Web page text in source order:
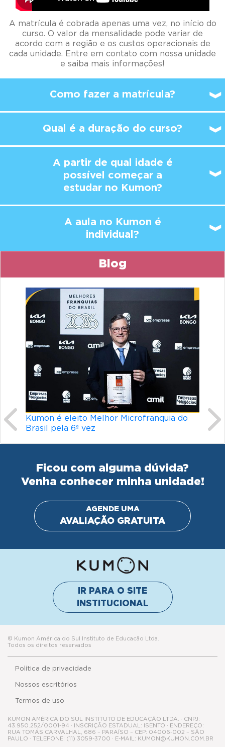
A matrícula é cobrada apenas uma vez, no início do
curso. O valor da mensalidade pode variar de
acordo com a região e os custos operacionais de
cada unidade. Entre em contato com nossa unidade
e saiba mais informações!
Como fazer a matrícula?
Qual é a duração do curso?
A partir de qual idade é
possível começar a
estudar no Kumon?
A aula no Kumon é
individual?
Blog
Kumon é eleito Melhor Microfranquia do
Brasil pela 6ª vez
Previous
Ficou com alguma dúvida?
Venha conhecer minha unidade!
AGENDE UMA
AVALIAÇÃO GRATUITA
IR PARA O SITE
INSTITUCIONAL
© Kumon América do Sul Instituto de Educacão Ltda.
Todos os direitos reservados
Política de privacidade
Termos de uso
Nossos escritórios
KUMON AMÉRICA DO SUL INSTITUTO DE EDUCAÇÃO LTDA. · CNPJ:
43.950.252/0001-94 · INSCRIÇÃO ESTADUAL: ISENTO · ENDEREÇO:
RUA TOMÁS CARVALHAL, 686 – PARAÍSO – CEP: 04006-002 – SÃO
PAULO · TELEFONE: (11) 3059-3700 · E-MAIL: KUMON@KUMON.COM.BR